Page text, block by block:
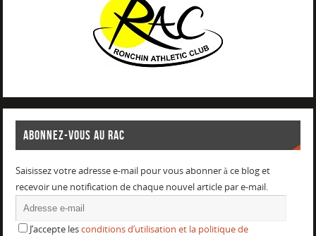
ABONNEZ-VOUS AU RAC
Saisissez votre adresse e-mail pour vous abonner à ce blog et
recevoir une notification de chaque nouvel article par e-mail.
J’accepte lesconditions d’utilisation et la politique de